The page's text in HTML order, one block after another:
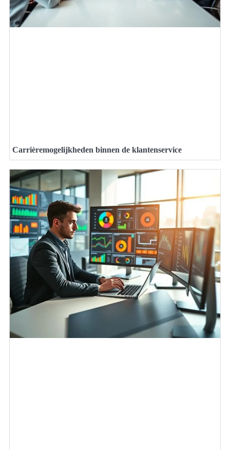
Carrièremogelijkheden binnen de klantenservice